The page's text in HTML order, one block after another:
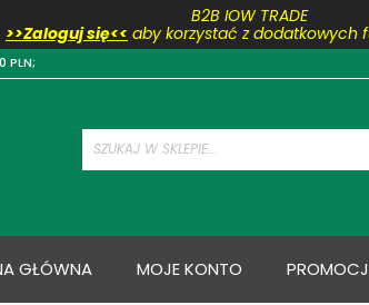
PLN;
do
B2B IOW TRADE
>>Zaloguj się<< aby korzystać z dodatkowych
GŁÓWNA MOJE KONTO